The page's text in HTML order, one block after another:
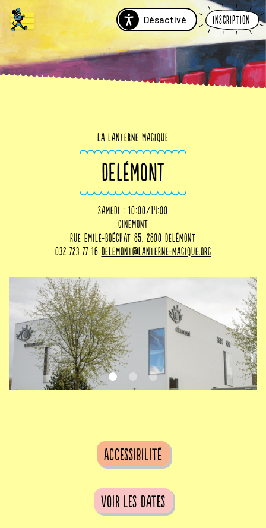
Désactivé Inscription
La Lanterne Magique
DELÉMONT
samedi : 10:00/14:00
Cinemont
Rue Emile-Boéchat 85, 2800 Delémont
032 723 77 16 delemont@lanterne-magique.org
Accessibilité
voir les dates